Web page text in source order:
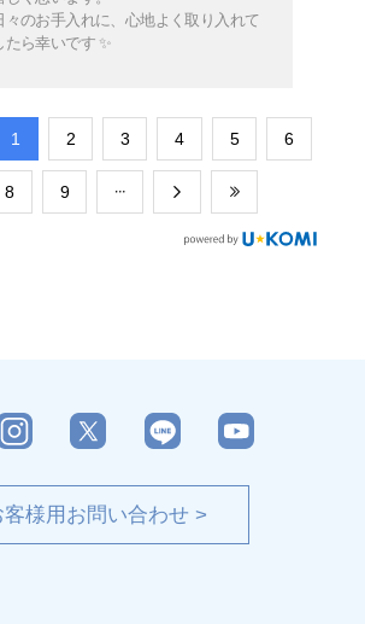
々のお手入れに、心地よく取り入れて
ら幸いです ✨
​1 ​2 ​3 ​4 ​5 ​6
​8 ​9
客様用お問い合わせ >